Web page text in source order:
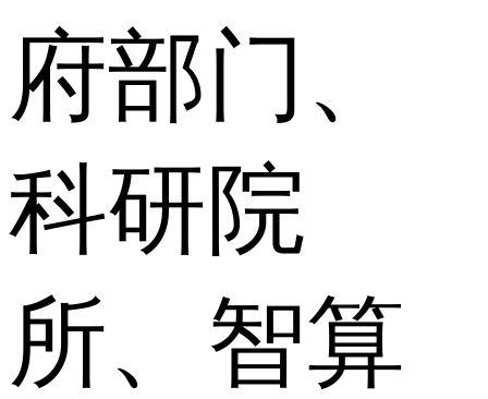
府部门、
科研院
所、智算